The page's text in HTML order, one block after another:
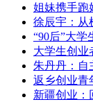
姐妹携手跑
徐辰宇：从
“90后”大学
大学生创业
朱丹丹：自
返乡创业青
新疆创业：